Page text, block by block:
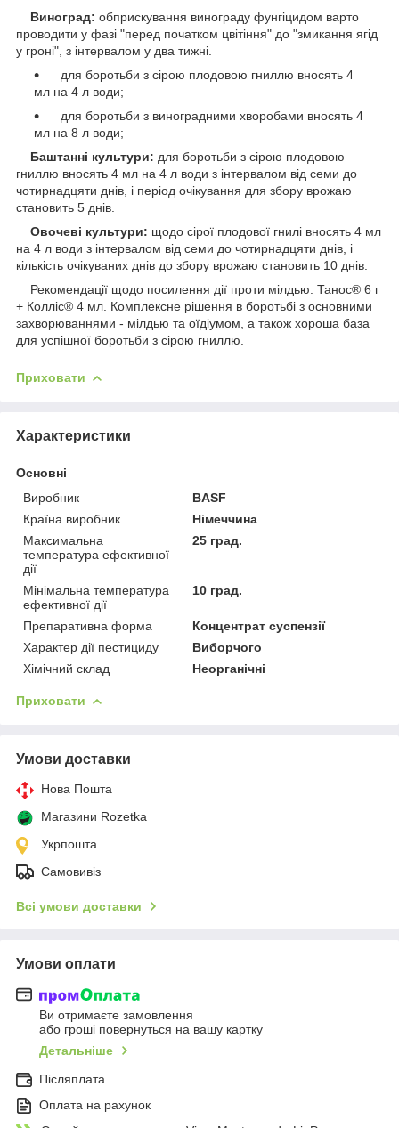
Виноград: обприскування винограду фунгіцидом варто
проводити у фазі "перед початком цвітіння" до "змикання ягід
у гроні", з інтервалом у два тижні.
для боротьби з сірою плодовою гниллю вносять 4
мл на 4 л води;
для боротьби з виноградними хворобами вносять 4
мл на 8 л води;
Баштанні культури: для боротьби з сірою плодовою
гниллю вносять 4 мл на 4 л води з інтервалом від семи до
чотирнадцяти днів, і період очікування для збору врожаю
становить 5 днів.
Овочеві культури: щодо сірої плодової гнилі вносять 4 мл
на 4 л води з інтервалом від семи до чотирнадцяти днів, і
кількість очікуваних днів до збору врожаю становить 10 днів.
Рекомендації щодо посилення дії проти мілдью: Танос® 6 г
+ Колліс® 4 мл. Комплексне рішення в боротьбі з основними
захворюваннями - мілдью та оїдіумом, а також хороша база
для успішної боротьби з сірою гниллю.
Приховати
Характеристики
Основні
Виробник
BASF
Країна виробник
Німеччина
Максимальна
температура ефективної
дії
25 град.
Мінімальна температура
ефективної дії
10 град.
Препаративна форма
Концентрат суспензії
Характер дії пестициду
Виборчого
Хімічний склад
Неорганічні
Приховати
Умови доставки
Нова Пошта
Магазини Rozetka
Укрпошта
Самовивіз
Всі умови доставки
Умови оплати
Ви отримаєте замовлення
або гроші повернуться на вашу картку
Детальніше
Післяплата
Оплата на рахунок